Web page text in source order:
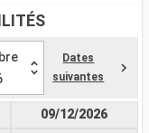
Dates
suivantes
09/12/2026